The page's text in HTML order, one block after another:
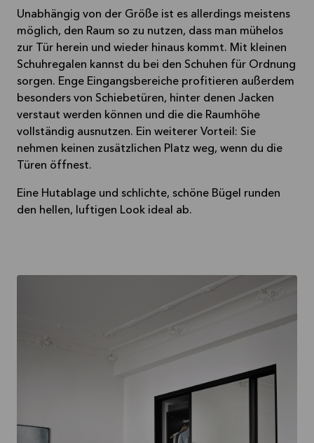
Unabhängig von der Größe ist es allerdings meistens
möglich, den Raum so zu nutzen, dass man mühelos
zur Tür herein und wieder hinaus kommt. Mit kleinen
Schuhregalen kannst du bei den Schuhen für Ordnung
sorgen. Enge Eingangsbereiche profitieren außerdem
besonders von Schiebetüren, hinter denen Jacken
verstaut werden können und die die Raumhöhe
vollständig ausnutzen. Ein weiterer Vorteil: Sie
nehmen keinen zusätzlichen Platz weg, wenn du die
Türen öffnest.
Eine Hutablage und schlichte, schöne Bügel runden
den hellen, luftigen Look ideal ab.